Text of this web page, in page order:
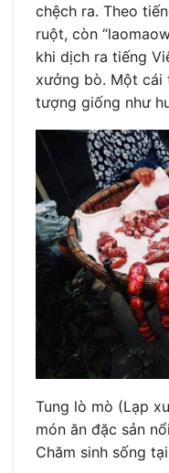
chệch ra. Theo
ruột, còn
khi dịch ra tiếng
xưởng bò. Một cái
tượng giống như
Tung lò mò (Lạp
món ăn đặc sản
Chăm sinh sống